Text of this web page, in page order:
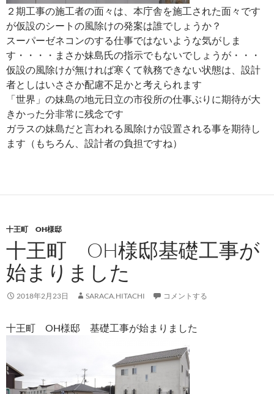
２期工事の施工者の面々は、本庁舎を施工された面々です
が仮設のシートの風除けの発案は誰でしょうか？
スーパーゼネコンのする仕事ではないような気がしま
す・・・・まさか妹島氏の指示でもないでしょうが・・・
仮設の風除けが無ければ寒くて執務できない状態は、設計
者としはいささか配慮不足かと考えられます
「世界」の妹島の地元日立の市役所の仕事ぶりに期待が大
きかった分非常に残念です
ガラスの妹島だと言われる風除けが設置される事を期待し
ます（もちろん、設計者の負担ですね）
十王町 OH様邸
十王町 OH様邸基礎工事が
始まりました
2018年2月23日 SARACA.HITACHI コメントする
十王町 OH様邸 基礎工事が始まりました